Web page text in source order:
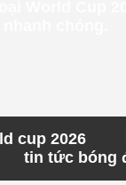
cup 2026
tin tức bóng